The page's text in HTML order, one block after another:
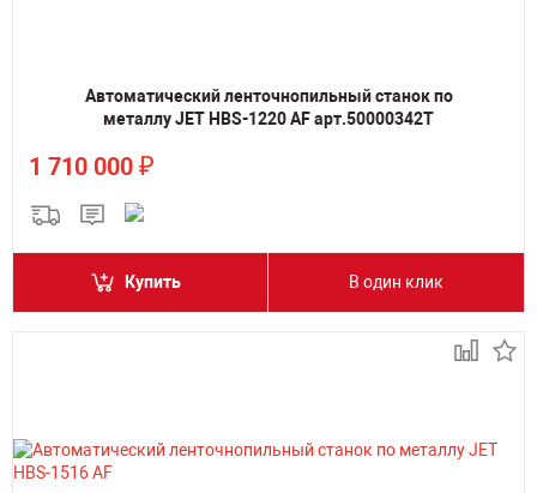
Автоматический ленточнопильный станок по
металлу JET HBS-1220 AF арт.50000342T
1 710 000 ₽
Купить В один клик